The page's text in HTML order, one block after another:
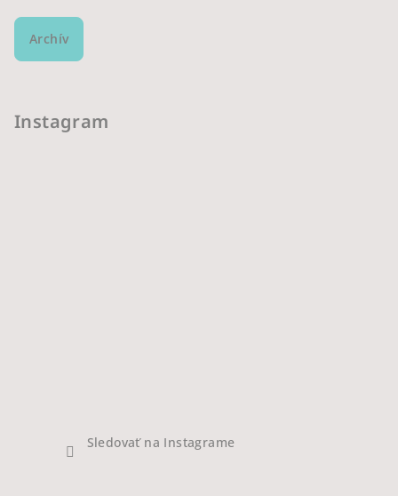
Archív
Instagram
Sledovať na Instagrame